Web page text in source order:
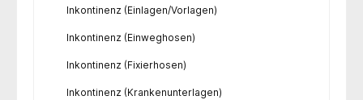
Inkontinenz (Einlagen/Vorlagen)
Inkontinenz (Einweghosen)
Inkontinenz (Fixierhosen)
Inkontinenz (Krankenunterlagen)